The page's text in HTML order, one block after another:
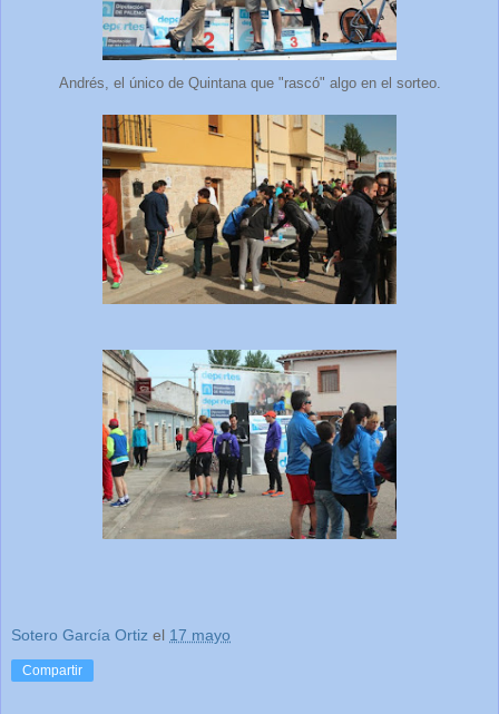
Andrés, el único de Quintana que "rascó" algo en el sorteo.
Sotero García Ortiz el 17 mayo
Compartir